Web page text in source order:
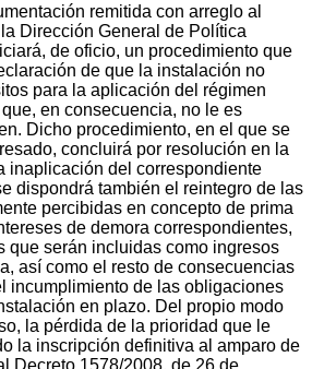
remitida con arreglo al
Dirección General de Política
de oficio, un procedimiento que
de que la instalación no
para la aplicación del régimen
en consecuencia, no le es
Dicho procedimiento, en el que se
concluirá por resolución en la
inaplicación del correspondiente
dispondrá también el reintegro de las
percibidas en concepto de prima
de demora correspondientes,
que serán incluidas como ingresos
así como el resto de consecuencias
incumplimiento de las obligaciones
en plazo. Del propio modo
la pérdida de la prioridad que le
la inscripción definitiva al amparo de
Decreto 1578/2008, de 26 de